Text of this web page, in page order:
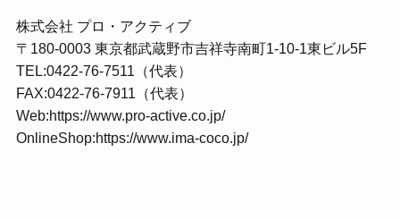
株式会社 プロ・アクティブ
〒180-0003 東京都武蔵野市吉祥寺南町1-10-1東ビル5F
TEL:0422-76-7511（代表）
FAX:0422-76-7911（代表）
Web:https://www.pro-active.co.jp/
OnlineShop:https://www.ima-coco.jp/